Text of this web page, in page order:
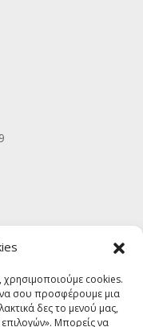
χρησιμοποιούμε cookies.
σου προσφέρουμε μια
δες το μενού μας,
Μπορείς να